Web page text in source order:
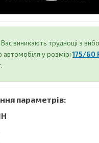
виникають труднощі з
автомобіля у розмірі175/60
параметрів: